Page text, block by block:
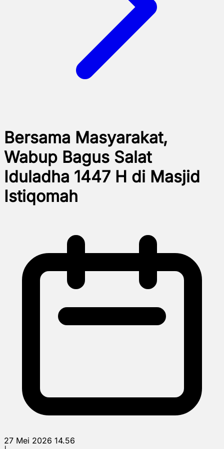
Bersama Masyarakat,
Wabup Bagus Salat
Iduladha 1447 H di Masjid
Istiqomah
27 Mei 2026 14.56